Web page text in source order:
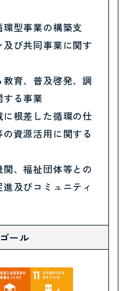
型事業の構築支
び共同事業に関す
育、普及啓発、調
る事業
根差した循環の仕
資源活用に関する
、福祉団体等との
及びコミュニティ
ール